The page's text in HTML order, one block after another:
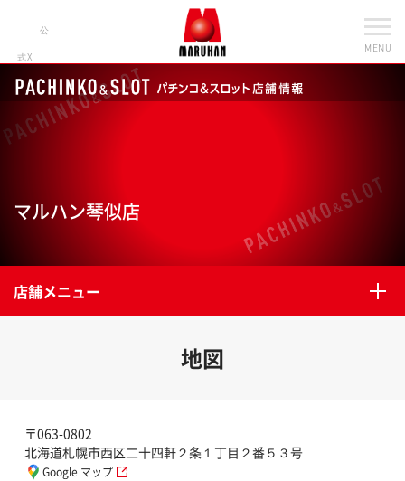
MENU
公
式X
マルハン琴似店
店舗メニュー
地図
〒063-0802
北海道札幌市西区二十四軒２条１丁目２番５３号
Google マップ